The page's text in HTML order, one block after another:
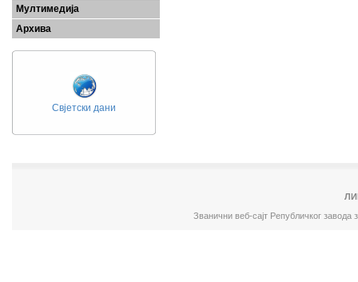
Мултимедија
Архива
Свјетски дани
Званични веб-сајт Републичког